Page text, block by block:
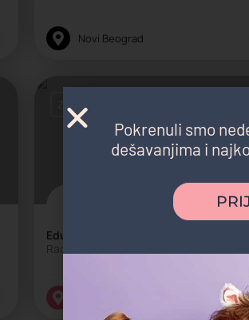
Novi Beograd
Edukativni centar Plavo zvonce
Rad sa osnovcima od 1. do 4. razreda
Edukativni centar, Privatni produženi
Pokrenuli smo
dešavanjima i